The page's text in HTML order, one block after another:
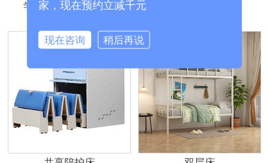
学校教室单人午休床
家，现在预约立减千元
现在咨询 稍后再说